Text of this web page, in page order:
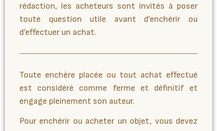
rédaction, les acheteurs sont invités à poser
toute question utile avant d’enchérir ou
d’effectuer un achat.
Toute enchère placée ou tout achat effectué
est considéré comme ferme et définitif et
engage pleinement son auteur.
Pour enchérir ou acheter un objet, vous devez